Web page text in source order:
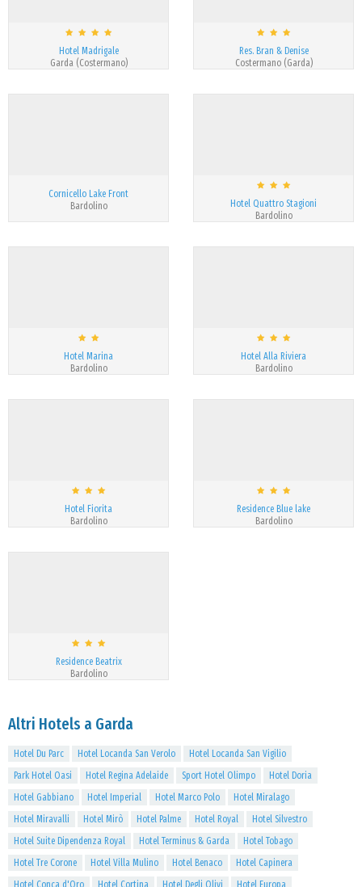
Hotel Madrigale
Garda (Costermano)
Res. Bran & Denise
Costermano (Garda)
Cornicello Lake Front
Bardolino
Hotel Quattro Stagioni
Bardolino
Hotel Marina
Bardolino
Hotel Alla Riviera
Bardolino
Hotel Fiorita
Bardolino
Residence Blue lake
Bardolino
Residence Beatrix
Bardolino
Altri Hotels a Garda
Hotel Du Parc Hotel Locanda San Verolo
Hotel Locanda San Vigilio
Park Hotel Oasi
Hotel Regina Adelaide Sport Hotel Olimpo
Hotel Doria
Hotel Gabbiano
Hotel Imperial Hotel Marco Polo
Hotel Miralago
Hotel Miravalli
Hotel Mirò Hotel Palme Hotel Royal
Hotel Silvestro
Hotel Suite Dipendenza Royal
Hotel Terminus & Garda
Hotel Tobago
Hotel Tre Corone
Hotel Villa Mulino Hotel Benaco
Hotel Capinera
Hotel Conca d'Oro
Hotel Cortina Hotel Degli Olivi
Hotel Europa